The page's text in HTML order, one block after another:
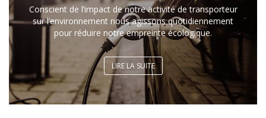
Conscient de l’impact de notre activité de transporteur
sur l’environnement nous agissons quotidiennement
pour réduire notre empreinte écologique.
LIRE LA SUITE